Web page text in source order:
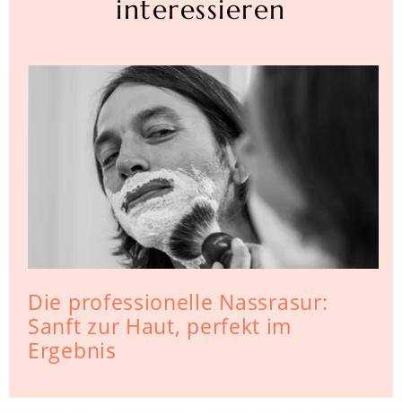
interessieren
Die professionelle Nassrasur:
Sanft zur Haut, perfekt im
Ergebnis